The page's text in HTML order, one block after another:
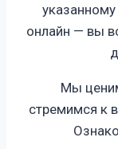
онлайн — вы
Мы
стремимся к